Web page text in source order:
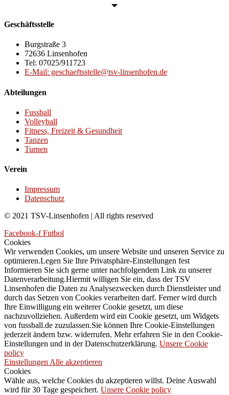
Geschäftsstelle
Burgstraße 3
72636 Linsenhofen
Tel: 07025/911723
E-Mail: geschaeftsstelle@tsv-linsenhofen.de
Abteilungen
Fussball
Volleyball
Fitness, Freizeit & Gesundheit
Tanzen
Turnen
Verein
Impressum
Datenschutz
© 2021 TSV-Linsenhofen | All rights reserved
Facebook-f Futbol
Cookies
Wir verwenden Cookies, um unsere Website und unseren Service zu
optimieren.Legen Sie Ihre Privatsphäre-Einstellungen fest
Informieren Sie sich gerne unter nachfolgendem Link zu unserer
Datenverarbeitung.Hiermit willigen Sie ein, dass der TSV
Linsenhofen die Daten zu Analysezwecken durch Dienstleister und
durch das Setzen von Cookies verarbeiten darf. Ferner wird durch
Ihre Einwilligung ein weiterer Cookie gesetzt, um diese
nachzuvollziehen. Außerdem wird ein Cookie gesetzt, um Widgets
von fussball.de zuzulassen.Sie können Ihre Cookie-Einstellungen
jederzeit ändern bzw. widerrufen. Mehr erfahren Sie in den Cookie-
Einstellungen und in der Datenschutzerklärung. Unsere Cookie
policy
Einstellungen Alle akzeptieren
Cookies
Wähle aus, welche Cookies du akzeptieren willst. Deine Auswahl
wird für 30 Tage gespeichert. Unsere Cookie policy